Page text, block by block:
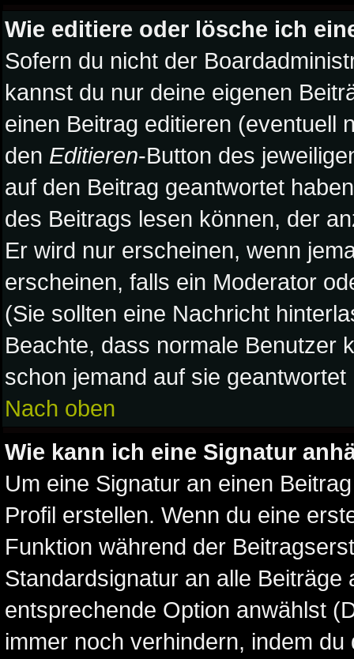
Wie editiere oder lösche ich
Sofern du nicht der
kannst du nur deine eigenen
einen Beitrag editieren (eventuell
den Editieren-Button des
auf den Beitrag geantwortet
des Beitrags lesen können, der
Er wird nur erscheinen, wenn
erscheinen, falls ein Moderator
(Sie sollten eine Nachricht
Beachte, dass normale Benutzer
schon jemand auf sie geantwortet
Nach oben
Wie kann ich eine Signatur
Um eine Signatur an einen
Profil erstellen. Wenn du eine
Funktion während der
Standardsignatur an alle
entsprechende Option anwählst
immer noch verhindern, indem